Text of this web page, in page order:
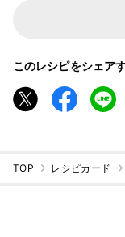
このレシピをシェア
TOP レシピカード